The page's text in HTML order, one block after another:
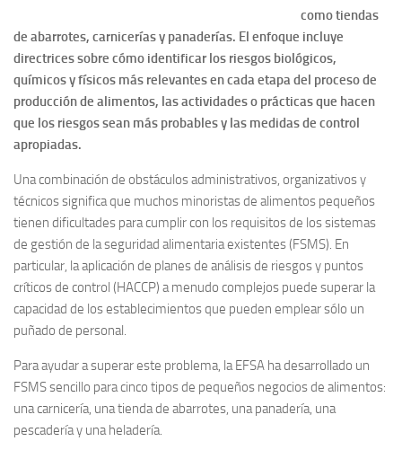
como tiendas
de abarrotes, carnicerías y panaderías. El enfoque incluye
directrices sobre cómo identificar los riesgos biológicos,
químicos y físicos más relevantes en cada etapa del proceso de
producción de alimentos, las actividades o prácticas que hacen
que los riesgos sean más probables y las medidas de control
apropiadas.
Una combinación de obstáculos administrativos, organizativos y
técnicos significa que muchos minoristas de alimentos pequeños
tienen dificultades para cumplir con los requisitos de los sistemas
de gestión de la seguridad alimentaria existentes (FSMS). En
particular, la aplicación de planes de análisis de riesgos y puntos
críticos de control (HACCP) a menudo complejos puede superar la
capacidad de los establecimientos que pueden emplear sólo un
puñado de personal.
Para ayudar a superar este problema, la EFSA ha desarrollado un
FSMS sencillo para cinco tipos de pequeños negocios de alimentos:
una carnicería, una tienda de abarrotes, una panadería, una
pescadería y una heladería.